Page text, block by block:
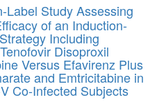
Label Study Assessing
of an Induction-
Including
Disoproxil
Versus Efavirenz Plus
and Emtricitabine in
Co-Infected Subjects